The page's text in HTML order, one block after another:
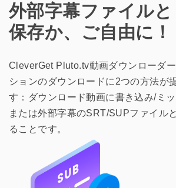
外部字幕ファイル
保存か、ご自由に！
CleverGet Pluto.tv動画ダウンローダ
ションのダウンロードに2つの方法が
す：ダウンロード動画に書き込み/ミッ
または外部字幕のSRT/SUPファイル
ることです。